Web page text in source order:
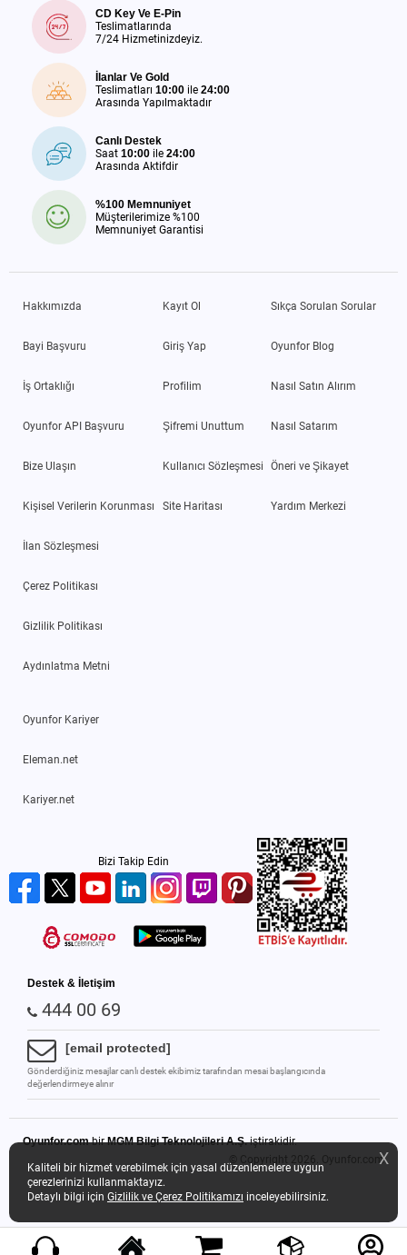
X
Kaliteli bir hizmet verebilmek için yasal düzenlemelere uygun
çerezlerinizi kullanmaktayız.
Detaylı bilgi için Gizlilik ve Çerez Politikamızı inceleyebilirsiniz.
CD Key Ve E-Pin
Teslimatlarında
7/24 Hizmetinizdeyiz.
İlanlar Ve Gold
Teslimatları 10:00 ile 24:00
Arasında Yapılmaktadır
Canlı Destek
Saat 10:00 ile 24:00
Arasında Aktifdir
%100 Memnuniyet
Müşterilerimize %100
Memnuniyet Garantisi
Hakkımızda
Bayi Başvuru
İş Ortaklığı
Oyunfor API Başvuru
Bize Ulaşın
Kişisel Verilerin Korunması
İlan Sözleşmesi
Çerez Politikası
Gizlilik Politikası
Aydınlatma Metni
Kayıt Ol
Giriş Yap
Profilim
Şifremi Unuttum
Kullanıcı Sözleşmesi
Site Haritası
Sıkça Sorulan Sorular
Oyunfor Blog
Nasıl Satın Alırım
Nasıl Satarım
Öneri ve Şikayet
Yardım Merkezi
Oyunfor Kariyer
Eleman.net
Kariyer.net
Bizi Takip Edin
Destek & İletişim
444 00 69
[email protected]
Gönderdiğiniz mesajlar canlı destek ekibimiz tarafından mesai başlangıcında
değerlendirmeye alınır
Oyunfor.combirMGM Bilgi Teknolojileri A.Ş.iştirakidir.
© Copyright 2026.
Oyunfor.com